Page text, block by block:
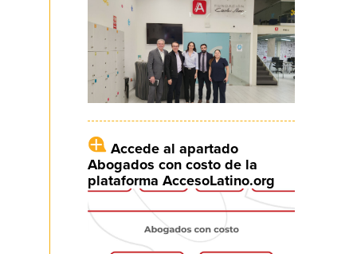
Accede al apartado
Abogados con costo de la
plataforma AccesoLatino.org